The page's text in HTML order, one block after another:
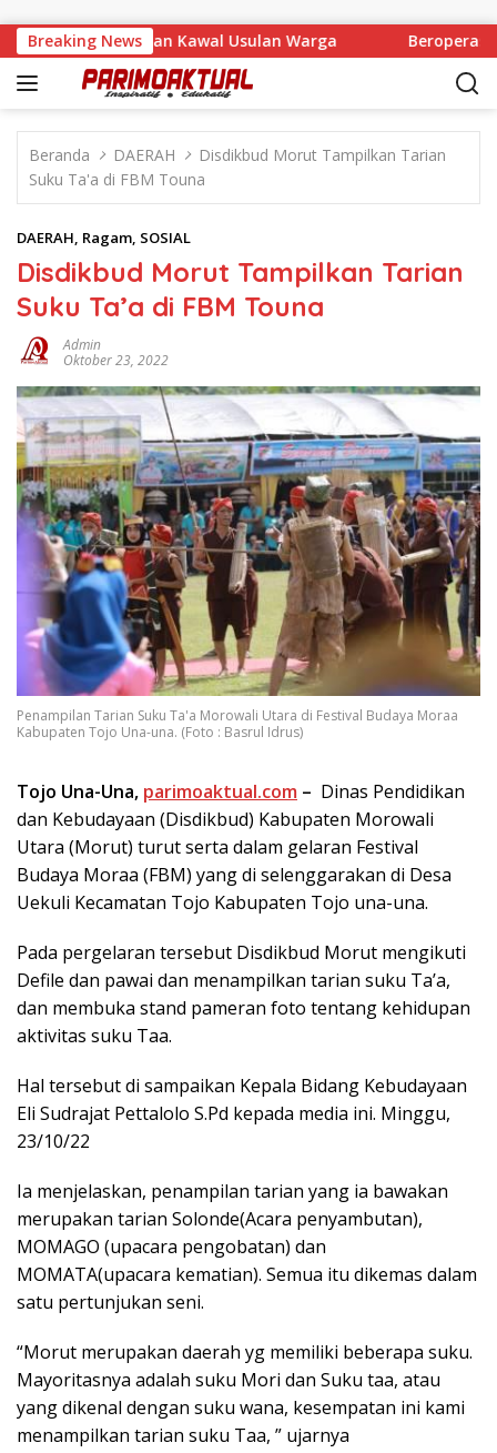
Breaking News
Pemuda dan Kawal Usulan Warga Beroperasi di
Beranda DAERAH
Disdikbud Morut Tampilkan Tarian
Suku Ta'a di FBM Touna
DAERAH, Ragam, SOSIAL
Disdikbud Morut Tampilkan Tarian
Suku Ta’a di FBM Touna
Admin
Oktober 23, 2022
Penampilan Tarian Suku Ta'a Morowali Utara di Festival Budaya Moraa
Kabupaten Tojo Una-una. (Foto : Basrul Idrus)
Tojo Una-Una, parimoaktual.com – Dinas Pendidikan
dan Kebudayaan (Disdikbud) Kabupaten Morowali
Utara (Morut) turut serta dalam gelaran Festival
Budaya Moraa (FBM) yang di selenggarakan di Desa
Uekuli Kecamatan Tojo Kabupaten Tojo una-una.
Pada pergelaran tersebut Disdikbud Morut mengikuti
Defile dan pawai dan menampilkan tarian suku Ta’a,
dan membuka stand pameran foto tentang kehidupan
aktivitas suku Taa.
Hal tersebut di sampaikan Kepala Bidang Kebudayaan
Eli Sudrajat Pettalolo S.Pd kepada media ini. Minggu,
23/10/22
Ia menjelaskan, penampilan tarian yang ia bawakan
merupakan tarian Solonde(Acara penyambutan),
MOMAGO (upacara pengobatan) dan
MOMATA(upacara kematian). Semua itu dikemas dalam
satu pertunjukan seni.
“Morut merupakan daerah yg memiliki beberapa suku.
Mayoritasnya adalah suku Mori dan Suku taa, atau
yang dikenal dengan suku wana, kesempatan ini kami
menampilkan tarian suku Taa, ” ujarnya